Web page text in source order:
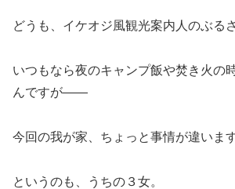
どうも、イケオジ風観光案内人のぶる
いつもなら夜のキャンプ飯や焚き火の
んですが——
今回の我が家、ちょっと事情が違います
というのも、うちの３女。